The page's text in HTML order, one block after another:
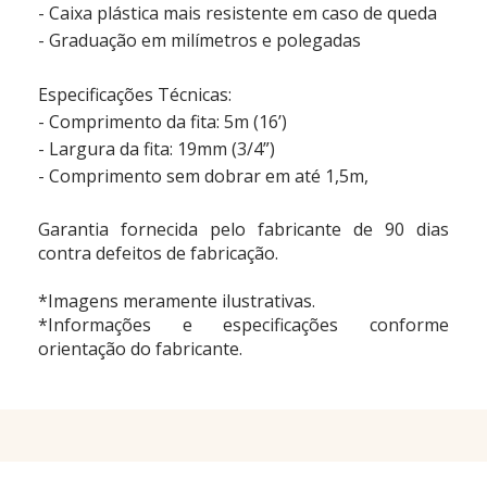
- Caixa plástica mais resistente em caso de queda
- Graduação em milímetros e polegadas
Especificações Técnicas:
- Comprimento da fita: 5m (16’)
- Largura da fita: 19mm (3/4”)
- Comprimento sem dobrar em até 1,5m,
Garantia fornecida pelo fabricante de 90 dias
contra defeitos de fabricação.
*Imagens meramente ilustrativas.
*Informações e especificações conforme
orientação do fabricante.